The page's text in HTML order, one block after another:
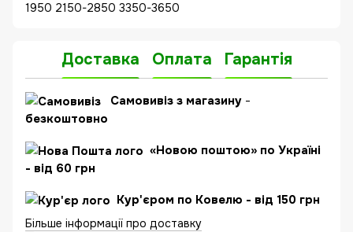
1950 2150-2850 3350-3650
Доставка Оплата Гарантія
Самовивіз з магазину -
безкоштовно
«Новою поштою» по Україні
- від 60 грн
Кур'єром по Ковелю - від 150 грн
Більше інформації про доставку